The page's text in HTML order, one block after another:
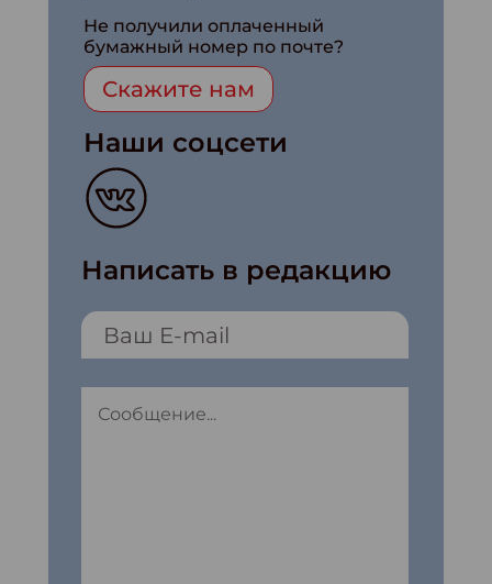
Не получили оплаченный
бумажный номер по почте?
Скажите нам
Наши соцсети
Написать в редакцию